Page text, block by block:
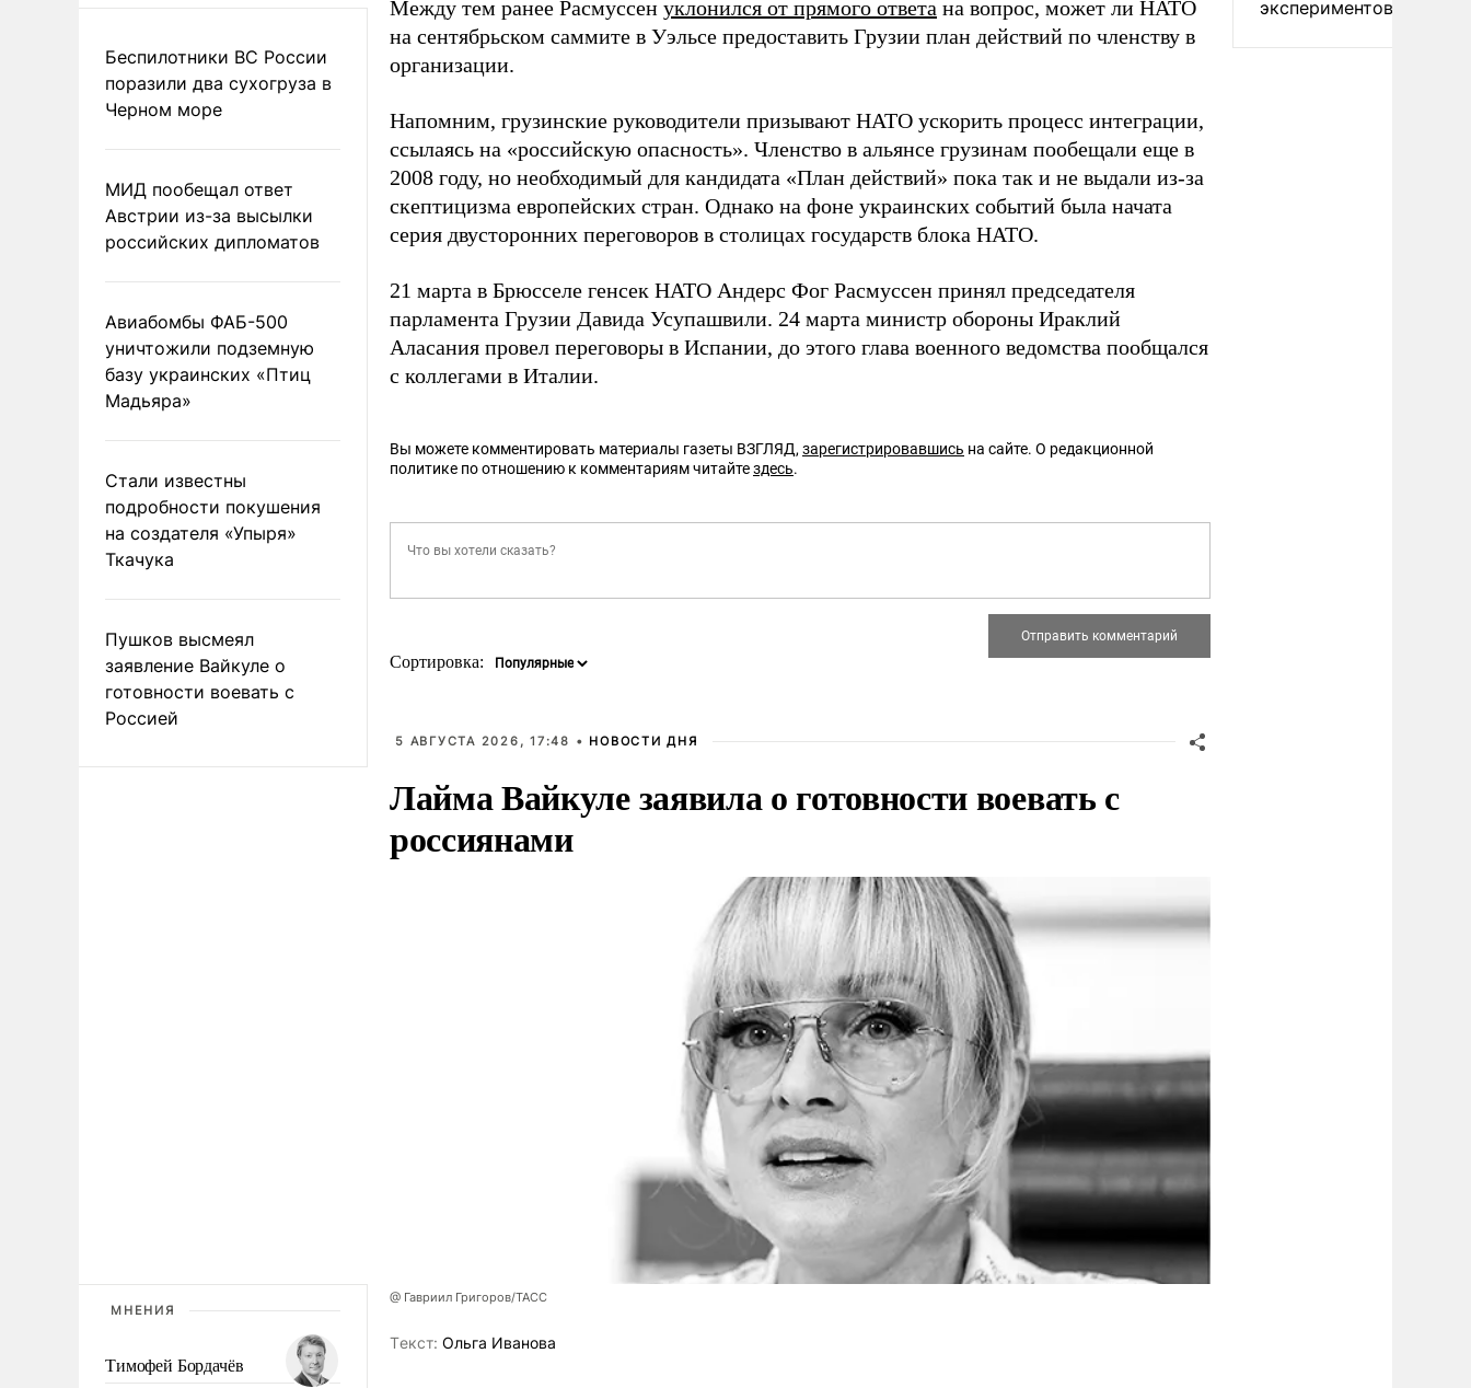
Беспилотники ВС России
поразили два сухогруза в
Черном море
МИД пообещал ответ
Австрии из-за высылки
российских дипломатов
Авиабомбы ФАБ-500
уничтожили подземную
базу украинских «Птиц
Мадьяра»
Стали известны
подробности покушения
на создателя «Упыря»
Ткачука
Пушков высмеял
заявление Вайкуле о
готовности воевать с
Россией
МНЕНИЯ
Тимофей Бордачёв
Между тем ранее Расмуссен уклонился от прямого ответа на вопрос, может ли НАТО
на сентябрьском саммите в Уэльсе предоставить Грузии план действий по членству в
организации.
Напомним, грузинские руководители призывают НАТО ускорить процесс интеграции,
ссылаясь на «российскую опасность». Членство в альянсе грузинам пообещали еще в
2008 году, но необходимый для кандидата «План действий» пока так и не выдали из-за
скептицизма европейских стран. Однако на фоне украинских событий была начата
серия двусторонних переговоров в столицах государств блока НАТО.
21 марта в Брюсселе генсек НАТО Андерс Фог Расмуссен принял председателя
парламента Грузии Давида Усупашвили. 24 марта министр обороны Ираклий
Аласания провел переговоры в Испании, до этого глава военного ведомства пообщался
с коллегами в Италии.
Вы можете комментировать материалы газеты ВЗГЛЯД, зарегистрировавшись на сайте. О редакционной
политике по отношению к комментариям читайтездесь.
Сортировка:
5 АВГУСТА 2026, 17:48 • НОВОСТИ ДНЯ
Лайма Вайкуле заявила о готовности воевать с
россиянами
@ Гавриил Григоров/ТАСС
Tекст: Ольга Иванова
экспериментов